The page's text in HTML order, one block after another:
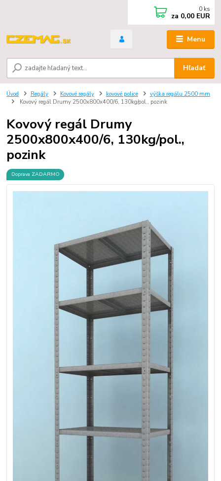
Menu
Hľadať
0 ks
za 0,00 EUR
Úvod Regály Kovové regály kovové police
výška regálu 2500 mm
Kovový regál Drumy 2500x800x400/6, 130kg/pol., pozink
Kovový regál Drumy
2500x800x400/6, 130kg/pol.,
pozink
Doprava ZADARMO